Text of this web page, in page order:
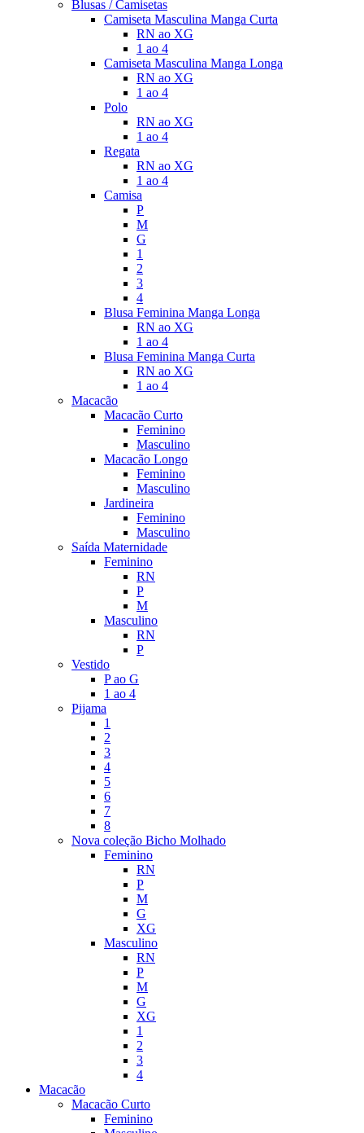
Blusas / Camisetas
Camiseta Masculina Manga Curta
RN ao XG
1 ao 4
Camiseta Masculina Manga Longa
RN ao XG
1 ao 4
Polo
RN ao XG
1 ao 4
Regata
RN ao XG
1 ao 4
Camisa
P
M
G
1
2
3
4
Blusa Feminina Manga Longa
RN ao XG
1 ao 4
Blusa Feminina Manga Curta
RN ao XG
1 ao 4
Macacão
Macacão Curto
Feminino
Masculino
Macacão Longo
Feminino
Masculino
Jardineira
Feminino
Masculino
Saída Maternidade
Feminino
RN
P
M
Masculino
RN
P
Vestido
P ao G
1 ao 4
Pijama
1
2
3
4
5
6
7
8
Nova coleção Bicho Molhado
Feminino
RN
P
M
G
XG
Masculino
RN
P
M
G
XG
1
2
3
4
Macacão
Macacão Curto
Feminino